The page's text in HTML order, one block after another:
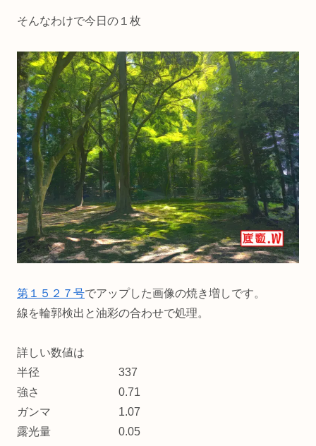
そんなわけで今日の１枚
第１５２７号でアップした画像の焼き増しです。
線を輪郭検出と油彩の合わせで処理。
詳しい数値は
半径 337
強さ 0.71
ガンマ 1.07
露光量 0.05